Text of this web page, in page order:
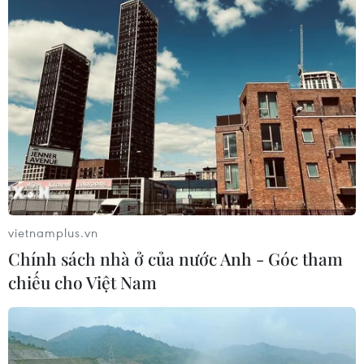
trường hợp mắc bệnh viêm mạch
hiếm gặp
30/07/2026 08:15
Trao tặng 10 gia đình khó khăn điều
trị vô sinh hiếm muộn miễn phí 100%
30/07/2026 07:37
CƠ QUAN CHỦ QUẢN: THÔNG TẤN XÃ VIỆT NAM
vietnamplus.vn
Chính sách nhà ở của nước Anh - Góc tham
chiếu cho Việt Nam